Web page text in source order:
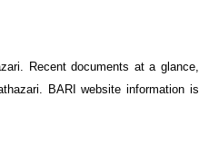
Recent documents at a glance,
BARI website information is